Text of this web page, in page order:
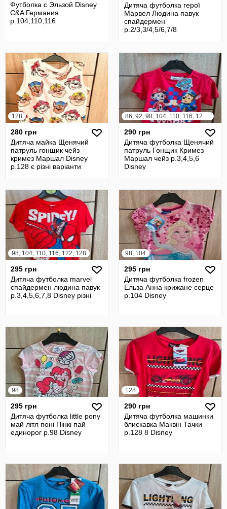
Футболка с Эльзой Disney
C&A Германия
р.104,110,116
Дитяча футболка герої
Марвел Людина павук
спайдермен
р.2/3,3/4,5/6,7/8
128
280 грн
Дитяча майка Щенячий
патруль гонщик чейз
кримез Маршал Disney
р.128 є різні варіанти
86, 92, 98, 104, 110, 116, 122, 128
290 грн
Дитяча футболка Щенячий
патруль Гонщик Кримез
Маршал чейз р.3,4,5,6
Disney
98, 104, 110, 116, 122, 128
295 грн
Дитяча футболка marvel
спайдермен людина павук
р.3,4,5,6,7,8 Disney різні
98, 104
295 грн
Дитяча футболка frozen
Ельза Анна крижане серце
р.104 Disney
98
295 грн
Дитяча футболка little pony
май літл поні Пінкі пай
единорог р.98 Disney
128
290 грн
Дитяча футболка машинки
блискавка Маквін Тачки
р.128 8 Disney